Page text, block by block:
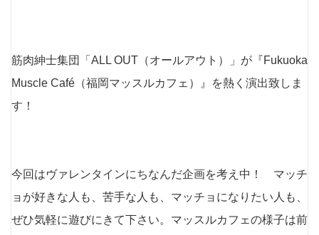
筋肉紳士集団「ALL OUT（オールアウト）」が『Fukuoka
Muscle Café（福岡マッスルカフェ）』を熱く演出致しま
す！
今回はヴァレンタインにちなんだ企画を考え中！ マッチ
ョが好きな人も、苦手な人も、マッチョになりたい人も、
ぜひ気軽に遊びにきて下さい。マッスルカフェの様子は前